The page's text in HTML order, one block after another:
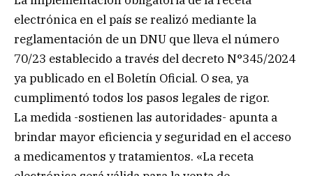
electrónica en el país se realizó mediante la
reglamentación de un DNU que lleva el número
70/23 establecido a través del decreto N°345/2024
ya publicado en el Boletín Oficial. O sea, ya
cumplimentó todos los pasos legales de rigor.
La medida -sostienen las autoridades- apunta a
brindar mayor eficiencia y seguridad en el acceso
a medicamentos y tratamientos. «La receta